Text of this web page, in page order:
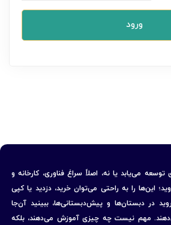
ورود
می‌یابد یا نه، اصلاً سراغ فناوری، کارخانه و
این‌ها را به راحتی می‌توان خرید، دزدید یا کپی
در دبستان‌ها و پیش‌دبستانی‌ها، ببینید آن‌جا
مهم نیست چه چیزی آموزش می‌دهند، بلکه